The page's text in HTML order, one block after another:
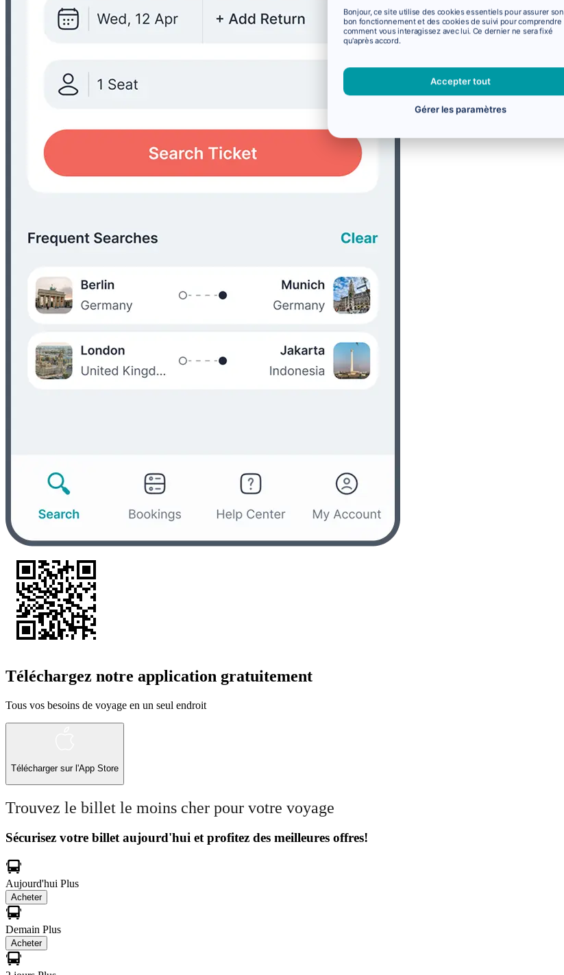
Téléchargez notre application gratuitement
Tous vos besoins de voyage en un seul endroit
Télécharger sur l'App Store
Trouvez le billet le moins cher pour votre voyage
Sécurisez votre billet aujourd'hui et profitez des meilleures offres!
Aujourd'hui Plus
Acheter
Demain Plus
Acheter
Bonjour, ce site utilise des cookies essentiels pour assurer son
bon fonctionnement et des cookies de suivi pour comprendre
comment vous interagissez avec lui. Ce dernier ne sera fixé
qu'après accord.
Accepter tout
Gérer les paramètres